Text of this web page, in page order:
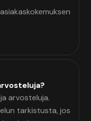
arvosteluja.
tarkistusta, jos